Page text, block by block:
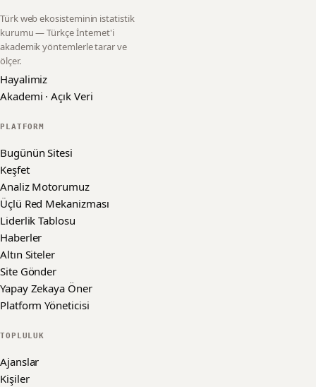
Türk web ekosisteminin istatistik
kurumu — Türkçe İnternet'i
akademik yöntemlerle tarar ve
ölçer.
Hayalimiz
Akademi · Açık Veri
PLATFORM
Bugünün Sitesi
Keşfet
Analiz Motorumuz
Üçlü Red Mekanizması
Liderlik Tablosu
Haberler
Altın Siteler
Site Gönder
Yapay Zekaya Öner
Platform Yöneticisi
TOPLULUK
Ajanslar
Kişiler